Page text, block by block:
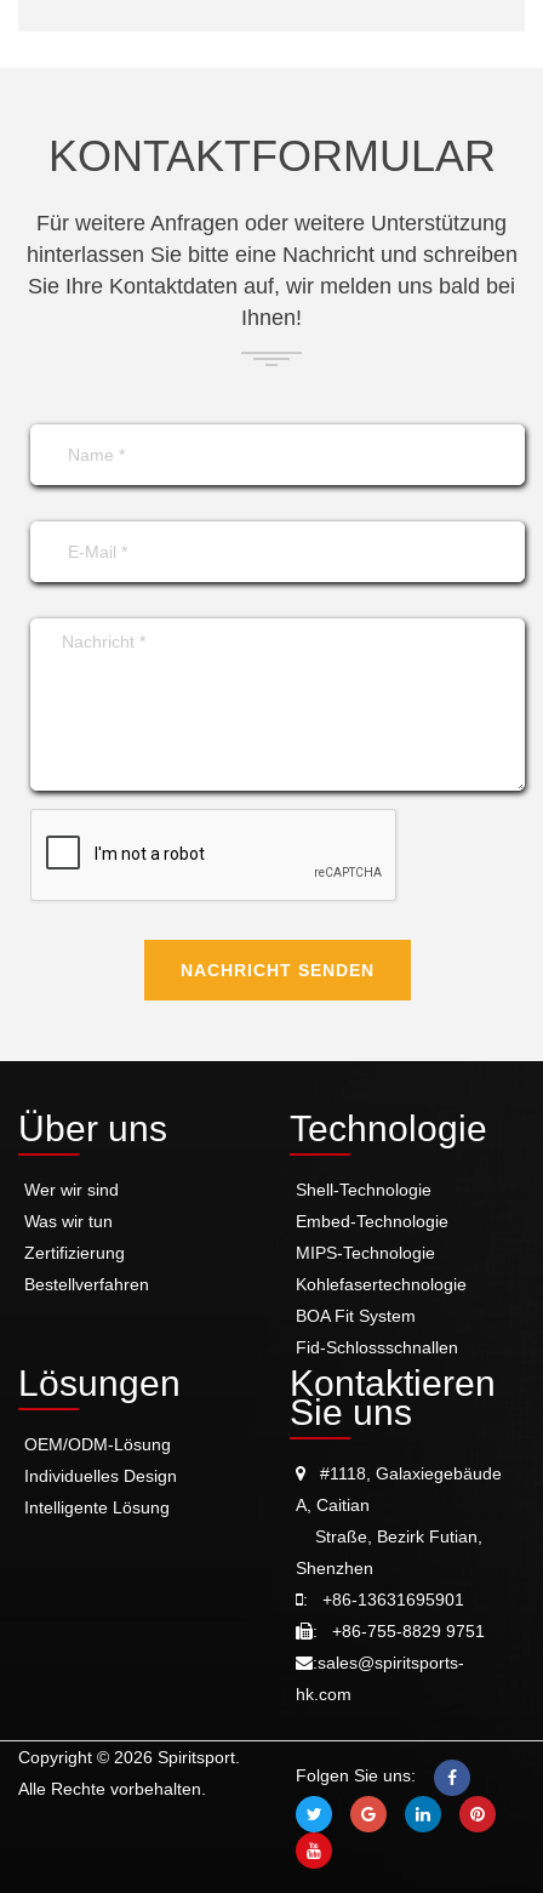
KONTAKTFORMULAR
Für weitere Anfragen oder weitere Unterstützung
hinterlassen Sie bitte eine Nachricht und schreiben
Sie Ihre Kontaktdaten auf, wir melden uns bald bei
Ihnen!
NACHRICHT SENDEN
Über uns
Wer wir sind
Was wir tun
Zertifizierung
Bestellverfahren
Technologie
Shell-Technologie
Embed-Technologie
MIPS-Technologie
Kohlefasertechnologie
BOA Fit System
Fid-Schlossschnallen
Lösungen
OEM/ODM-Lösung
Individuelles Design
Intelligente Lösung
Kontaktieren
Sie uns
#1118, Galaxiegebäude
A, Caitian
Straße, Bezirk Futian,
Shenzhen
: +86-13631695901
: +86-755-8829 9751
:sales@spiritsports-
hk.com
Copyright © 2026 Spiritsport.
Alle Rechte vorbehalten.
Folgen Sie uns: